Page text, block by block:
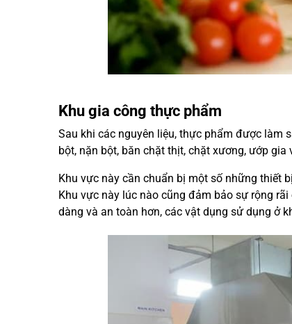
Khu gia công thực phẩm
Sau khi các nguyên liệu, thực phẩm được làm
bột, nặn bột, băn chặt thịt, chặt xương, ướp gia
Khu vực này cần chuẩn bị một số những thiết
Khu vực này lúc nào cũng đảm bảo sự rộng
dàng và an toàn hơn, các vật dụng sử dụng ở